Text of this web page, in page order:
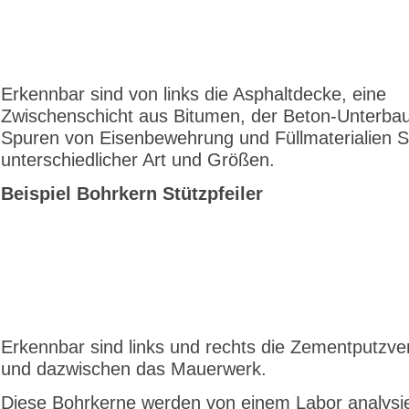
Erkennbar sind von links die Asphaltdecke, eine
Zwischenschicht aus Bitumen, der Beton-
Spuren von Eisenbewehrung und Füllmaterialien
unterschiedlicher Art und Größen.
Beispiel Bohrkern Stützpfeiler
Erkennbar sind links und rechts die
und dazwischen das Mauerwerk.
Diese Bohrkerne werden von einem Labor